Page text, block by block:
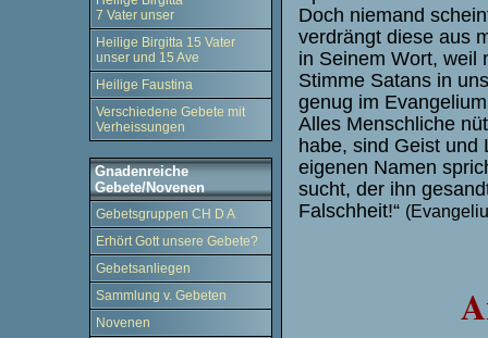
7 Vater unser
Heilige Birgitta 15 Vater
unser und 15 Ave
Heilige Faustina
Verschiedene Gebete mit
Verheissungen
Gnadenreiche
Gebete/Novenen
Gebetsgruppen CH D A
Erhört Gott unsere Gebete?
Gebetsanliegen
Sammlung v. Gebeten
Novenen
Doch niemand
verdrängt diese aus
in Seinem Wort, weil
Stimme Satans in
genug im
Alles Menschliche
habe, sind Geist und
eigenen Namen
sucht, der ihn
Falschheit!“